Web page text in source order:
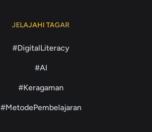
JELAJAHI TAGAR
#DigitalLiteracy
#AI
#Keragaman
#MetodePembelajaran